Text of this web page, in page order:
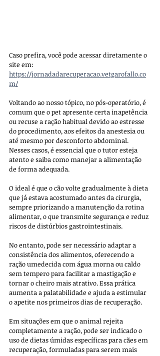
Caso prefira, você pode acessar diretamente o
site em:
https://jornadadarecuperacao.vetgarofallo.co
m/
Voltando ao nosso tópico, no pós-operatório, é
comum que o pet apresente certa inapetência
ou recuse a ração habitual devido ao estresse
do procedimento, aos efeitos da anestesia ou
até mesmo por desconforto abdominal.
Nesses casos, é essencial que o tutor esteja
atento e saiba como manejar a alimentação
de forma adequada.
O ideal é que o cão volte gradualmente à dieta
que já estava acostumado antes da cirurgia,
sempre priorizando a manutenção da rotina
alimentar, o que transmite segurança e reduz
riscos de distúrbios gastrointestinais.
No entanto, pode ser necessário adaptar a
consistência dos alimentos, oferecendo a
ração umedecida com água morna ou caldo
sem tempero para facilitar a mastigação e
tornar o cheiro mais atrativo. Essa prática
aumenta a palatabilidade e ajuda a estimular
o apetite nos primeiros dias de recuperação.
Em situações em que o animal rejeita
completamente a ração, pode ser indicado o
uso de dietas úmidas específicas para cães em
recuperação, formuladas para serem mais